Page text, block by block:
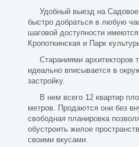
Удобный выезд на Садовое
быстро добраться в любую
шаговой доступности
Кропоткинская и Парк
Стараниями архитекторов
идеально вписывается в
застройку.
В нем всего 12 квартир
метров. Продаются они без
свободная планировка
обустроить жилое
своими вкусами.